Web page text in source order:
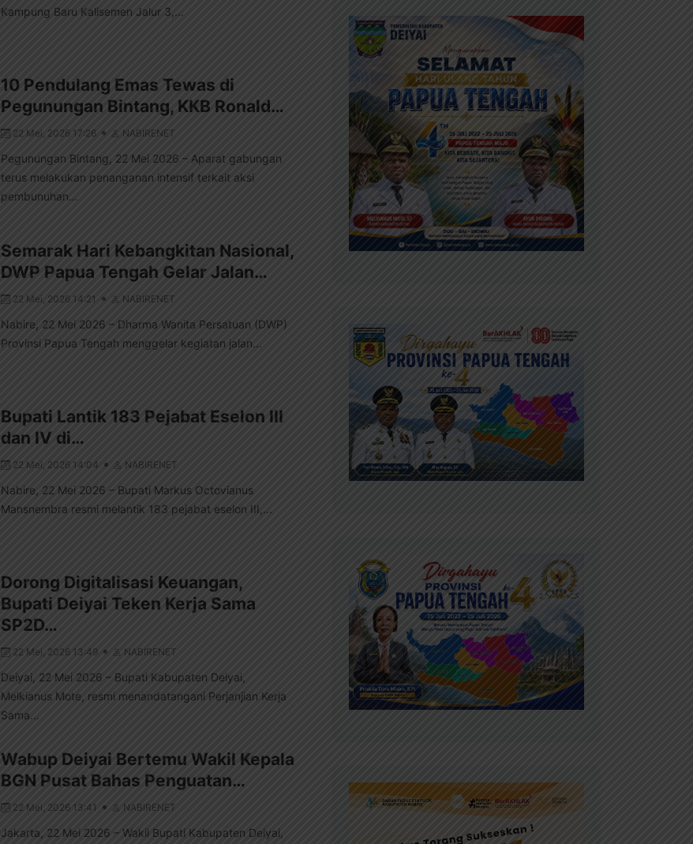
Kampung Baru Kalisemen Jalur 3,...
10 Pendulang Emas Tewas di
Pegunungan Bintang, KKB Ronald…
22 Mei, 2026 17:26 NABIRENET
Pegunungan Bintang, 22 Mei 2026 – Aparat gabungan
terus melakukan penanganan intensif terkait aksi
pembunuhan...
Semarak Hari Kebangkitan Nasional,
DWP Papua Tengah Gelar Jalan…
22 Mei, 2026 14:21 NABIRENET
Nabire, 22 Mei 2026 – Dharma Wanita Persatuan (DWP)
Provinsi Papua Tengah menggelar kegiatan jalan...
Bupati Lantik 183 Pejabat Eselon III
dan IV di…
22 Mei, 2026 14:04 NABIRENET
Nabire, 22 Mei 2026 – Bupati Markus Octovianus
Mansnembra resmi melantik 183 pejabat eselon III,...
Dorong Digitalisasi Keuangan,
Bupati Deiyai Teken Kerja Sama
SP2D…
22 Mei, 2026 13:49 NABIRENET
Deiyai, 22 Mei 2026 – Bupati Kabupaten Deiyai,
Melkianus Mote, resmi menandatangani Perjanjian Kerja
Sama...
Wabup Deiyai Bertemu Wakil Kepala
BGN Pusat Bahas Penguatan…
22 Mei, 2026 13:41 NABIRENET
Jakarta, 22 Mei 2026 – Wakil Bupati Kabupaten Deiyai,